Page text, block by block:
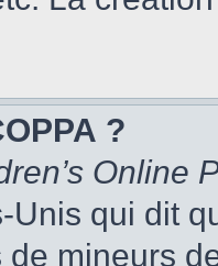
?
Online
Unis qui dit
mineurs